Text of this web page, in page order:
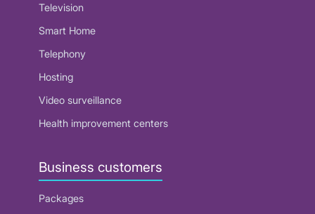
Television
Smart Home
Telephony
Hosting
Video surveillance
Health improvement centers
Business customers
Packages